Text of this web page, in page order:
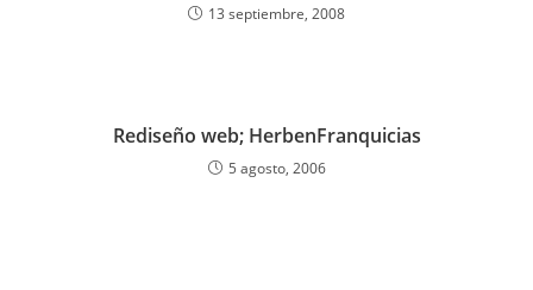
13 septiembre, 2008
Rediseño web; HerbenFranquicias
5 agosto, 2006